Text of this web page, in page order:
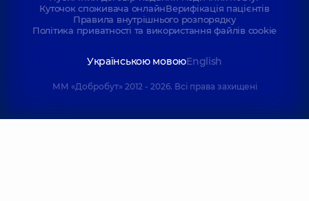
Куточок споживача онлайнВерифікація пацієнтів
Правила внутрішнього розпорядку
Політика приватності та використання файлів cookie
Українською мовоюEnglish
ММ «Добробут» 2012 - 2026. Всі права захищені